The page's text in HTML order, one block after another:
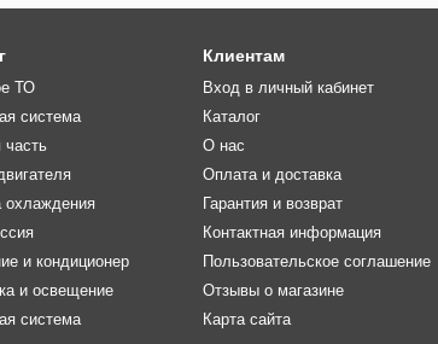
ТО
система
часть
охлаждения
и кондиционер
и освещение
система
Клиентам
Вход в личный кабинет
Каталог
О нас
Оплата и доставка
Гарантия и возврат
Контактная информация
Пользовательское соглашение
Отзывы о магазине
Карта сайта